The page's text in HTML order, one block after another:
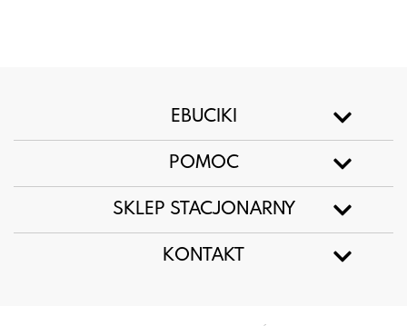
EBUCIKI
POMOC
SKLEP STACJONARNY
KONTAKT